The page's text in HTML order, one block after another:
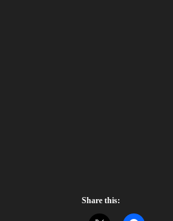
Share this: